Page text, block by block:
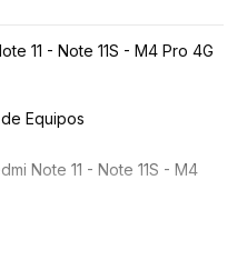
11 - Note 11S - M4 Pro 4G
Equipos
Note 11 - Note 11S - M4